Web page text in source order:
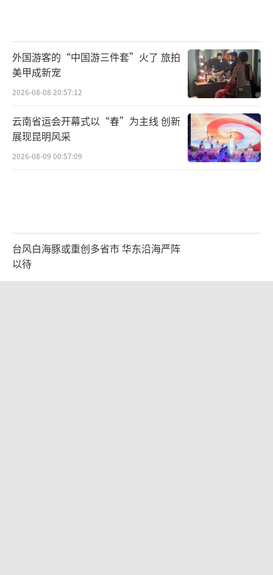
外国游客的“中国游三件套”火了 旅拍
美甲成新宠
2026-08-08 20:57:12
云南省运会开幕式以“春”为主线 创新
展现昆明风采
2026-08-09 00:57:09
台风白海豚或重创多省市 华东沿海严阵
以待
2026-08-08 17:01:38